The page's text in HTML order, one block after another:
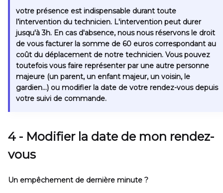
votre présence est indispensable durant toute
l’intervention du technicien. L'intervention peut durer
jusqu'à 3h. En cas d'absence, nous nous réservons le droit
de vous facturer la somme de 60 euros correspondant au
coût du déplacement de notre technicien. Vous pouvez
toutefois vous faire représenter par une autre personne
majeure (un parent, un enfant majeur, un voisin, le
gardien…) ou modifier la date de votre rendez-vous depuis
votre suivi de commande.
4 - Modifier la date de mon rendez-
vous
Un empêchement de dernière minute ?